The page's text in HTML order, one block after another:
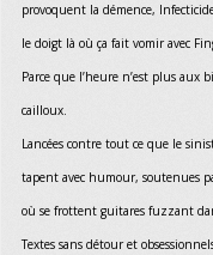
provoquent la démence,
le doigt là où ça fait vomir avec
Parce que l’heure n’est plus aux
cailloux.
Lancées contre tout ce que le
tapent avec humour, soutenues
où se frottent guitares fuzzant
Textes sans détour et